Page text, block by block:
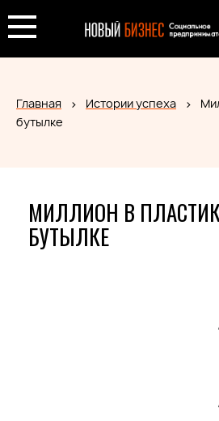
Главная Истории успеха
бутылке
МИЛЛИОН В
БУТЫЛКЕ